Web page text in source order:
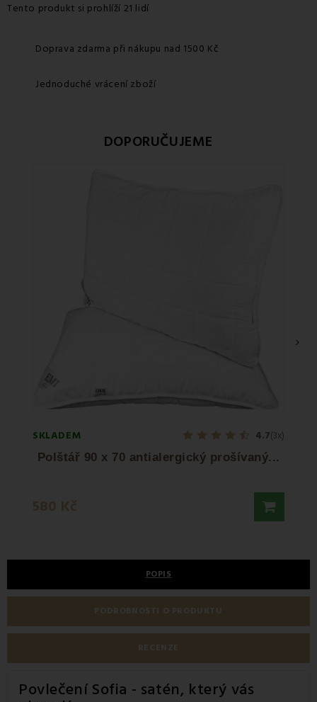
Tento produkt si prohlíží 21 lidí
Doprava zdarma při nákupu nad 1500 Kč
Jednoduché vrácení zboží
DOPORUČUJEME
SKLADEM 4.7(3x)
Polštář 90 x 70 antialergický prošívaný...
580 Kč
›
POPIS
PODROBNOSTI O PRODUKTU
RECENZE
Povlečení Sofia - satén, který vás